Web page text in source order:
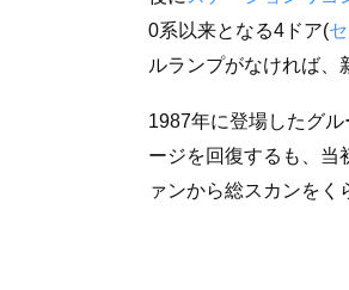
0系以来となる4ドア(
ルランプがなければ、
1987年に登場したグ
ージを回復するも、当
ァンから総スカンをく